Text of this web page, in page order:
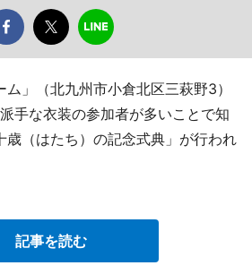
ム」（北九州市小倉北区三萩野3）
手な衣装の参加者が多いことで知
歳（はたち）の記念式典」が行われ
記事を読む